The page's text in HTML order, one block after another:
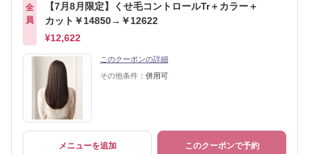
全
員
【7月8月限定】くせ毛コントロールTr＋カラー＋
カット￥14850→￥12622
¥12,622
このクーポンの詳細
その他条件： 併用可
メニューを追加 このクーポンで予約